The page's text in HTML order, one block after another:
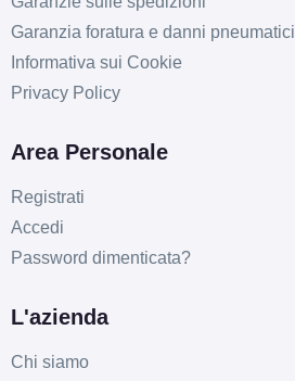
Garanzia foratura e danni pneumatici
Informativa sui Cookie
Privacy Policy
Area Personale
Registrati
Accedi
Password dimenticata?
L'azienda
Chi siamo